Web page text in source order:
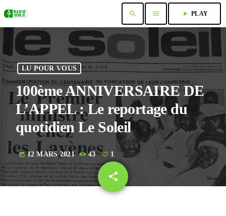
search menu play_arrow PLAY
LU POUR VOUS
100ème ANNIVERSAIRE DE
L’APPEL : Le reportage du
quotidien Le Soleil
today 12 MARS 2021 43 1
share
email